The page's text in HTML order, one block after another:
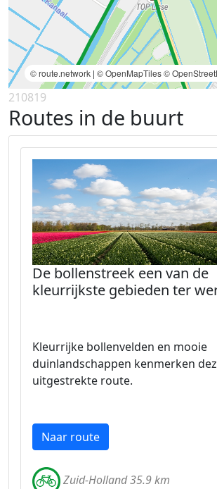
© route.network | © OpenMapTiles©
210819
Routes in de buurt
De bollenstreek een van de
kleurrijkste gebieden ter
Kleurrijke bollenvelden en mooie
duinlandschappen kenmerken
uitgestrekte route.
Naar route
Zuid-Holland 35.9 km